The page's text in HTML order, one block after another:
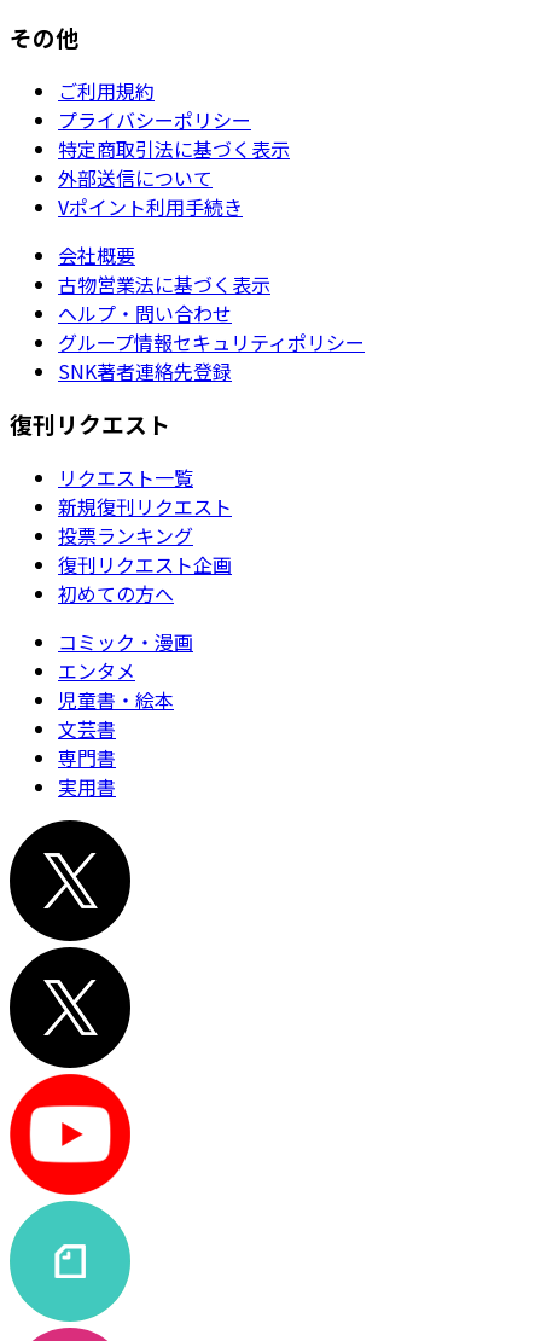
その他
ご利用規約
プライバシーポリシー
特定商取引法に基づく表示
外部送信について
Vポイント利用手続き
会社概要
古物営業法に基づく表示
ヘルプ・問い合わせ
グループ情報セキュリティポリシー
SNK著者連絡先登録
復刊リクエスト
リクエスト一覧
新規復刊リクエスト
投票ランキング
復刊リクエスト企画
初めての方へ
コミック・漫画
エンタメ
児童書・絵本
文芸書
専門書
実用書